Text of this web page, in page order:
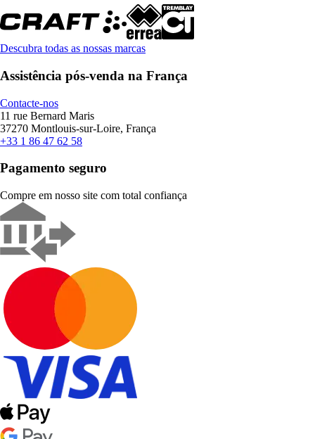
Descubra todas as nossas marcas
Assistência pós-venda na França
Contacte-nos
11 rue Bernard Maris
37270 Montlouis-sur-Loire, França
+33 1 86 47 62 58
Pagamento seguro
Compre em nosso site com total confiança